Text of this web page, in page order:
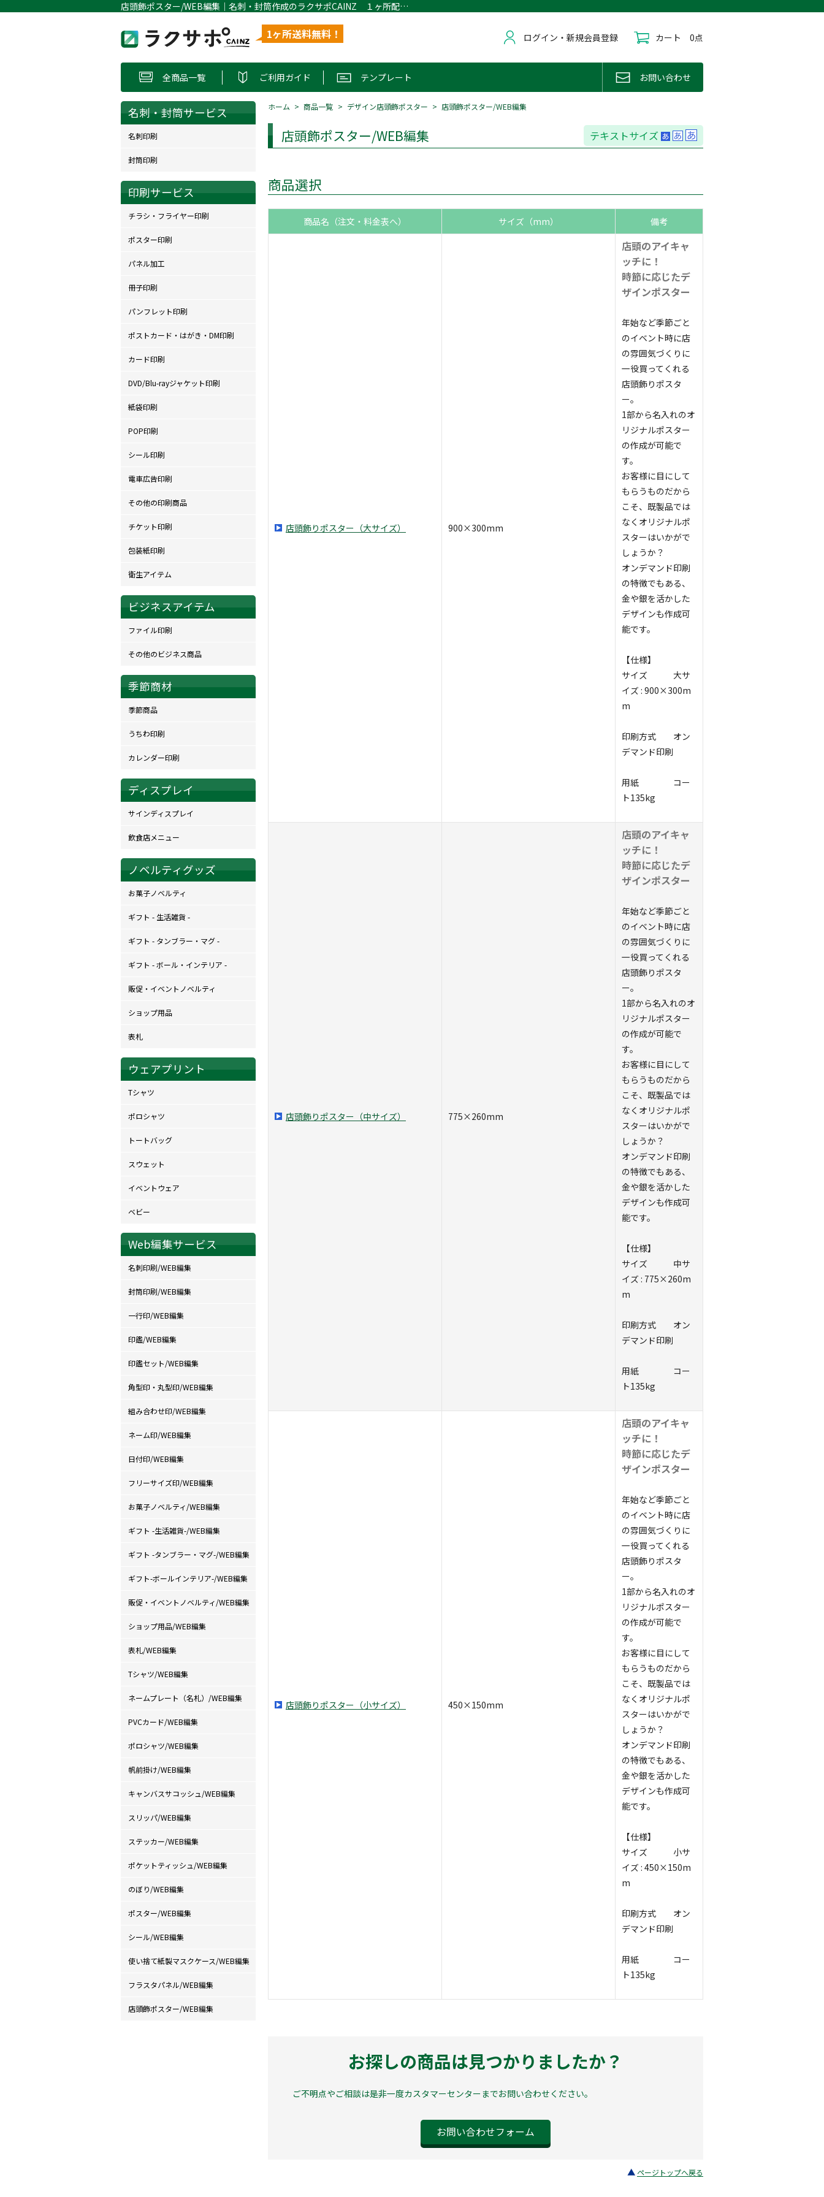
店頭飾ポスター/WEB編集｜名刺・封筒作成のラクサポCAINZ １ヶ所配送無料
1ヶ所送料無料！ ログイン・新規会員登録 カート 0点
全商品一覧 ご利用ガイド テンプレート お問い合わせ
ホーム 商品一覧 デザイン店頭飾ポスター 店頭飾ポスター/WEB編集
店頭飾ポスター/WEB編集 テキストサイズ
商品選択
商品名（注文・料金表へ） サイズ（mm） 備考
店頭飾りポスター（大サイズ） 900×300mm
店頭のアイキャ
ッチに！
時節に応じたデ
ザインポスター
年始など季節ごと
のイベント時に店
の雰囲気づくりに
一役買ってくれる
店頭飾りポスタ
ー。
1部から名入れのオ
リジナルポスター
の作成が可能で
す。
お客様に目にして
もらうものだから
こそ、既製品では
なくオリジナルポ
スターはいかがで
しょうか？
オンデマンド印刷
の特徴でもある、
金や銀を活かした
デザインも作成可
能です。
【仕様】
サイズ
大サ
イズ : 900×300m
m
印刷方式
オン
デマンド印刷
用紙
コー
ト135kg
店頭飾りポスター（中サイズ） 775×260mm
店頭のアイキャ
ッチに！
時節に応じたデ
ザインポスター
年始など季節ごと
のイベント時に店
の雰囲気づくりに
一役買ってくれる
店頭飾りポスタ
ー。
1部から名入れのオ
リジナルポスター
の作成が可能で
す。
お客様に目にして
もらうものだから
こそ、既製品では
なくオリジナルポ
スターはいかがで
しょうか？
オンデマンド印刷
の特徴でもある、
金や銀を活かした
デザインも作成可
能です。
【仕様】
サイズ
中サ
イズ : 775×260m
m
印刷方式
オン
デマンド印刷
用紙
コー
ト135kg
店頭飾りポスター（小サイズ） 450×150mm
店頭のアイキャ
ッチに！
時節に応じたデ
ザインポスター
年始など季節ごと
のイベント時に店
の雰囲気づくりに
一役買ってくれる
店頭飾りポスタ
ー。
1部から名入れのオ
リジナルポスター
の作成が可能で
す。
お客様に目にして
もらうものだから
こそ、既製品では
なくオリジナルポ
スターはいかがで
しょうか？
オンデマンド印刷
の特徴でもある、
金や銀を活かした
デザインも作成可
能です。
【仕様】
サイズ
小サ
イズ : 450×150m
m
印刷方式
オン
デマンド印刷
用紙
コー
ト135kg
お探しの商品は見つかりましたか？
ご不明点やご相談は是非一度カスタマーセンターまでお問い合わせください。
お問い合わせフォーム
ページトップへ戻る
名刺・封筒サービス
名刺印刷
封筒印刷
印刷サービス
チラシ・フライヤー印刷
ポスター印刷
パネル加工
冊子印刷
パンフレット印刷
ポストカード・はがき・DM印刷
カード印刷
DVD/Blu-rayジャケット印刷
紙袋印刷
POP印刷
シール印刷
電車広告印刷
その他の印刷商品
チケット印刷
包装紙印刷
衛生アイテム
ビジネスアイテム
ファイル印刷
その他のビジネス商品
季節商材
季節商品
うちわ印刷
カレンダー印刷
ディスプレイ
サインディスプレイ
飲食店メニュー
ノベルティグッズ
お菓子ノベルティ
ギフト - 生活雑貨 -
ギフト - タンブラー・マグ -
ギフト - ボール・インテリア -
販促・イベントノベルティ
ショップ用品
表札
ウェアプリント
Tシャツ
ポロシャツ
トートバッグ
スウェット
イベントウェア
ベビー
Web編集サービス
名刺印刷/WEB編集
封筒印刷/WEB編集
一行印/WEB編集
印鑑/WEB編集
印鑑セット/WEB編集
角型印・丸型印/WEB編集
組み合わせ印/WEB編集
ネーム印/WEB編集
日付印/WEB編集
フリーサイズ印/WEB編集
お菓子ノベルティ/WEB編集
ギフト -生活雑貨-/WEB編集
ギフト -タンブラー・マグ-/WEB編集
ギフト-ボールインテリア-/WEB編集
販促・イベントノベルティ/WEB編集
ショップ用品/WEB編集
表札/WEB編集
Tシャツ/WEB編集
ネームプレート（名札）/WEB編集
PVCカード/WEB編集
ポロシャツ/WEB編集
帆前掛け/WEB編集
キャンバスサコッシュ/WEB編集
スリッパ/WEB編集
ステッカー/WEB編集
ポケットティッシュ/WEB編集
のぼり/WEB編集
ポスター/WEB編集
シール/WEB編集
使い捨て紙製マスクケース/WEB編集
フラスタパネル/WEB編集
店頭飾ポスター/WEB編集